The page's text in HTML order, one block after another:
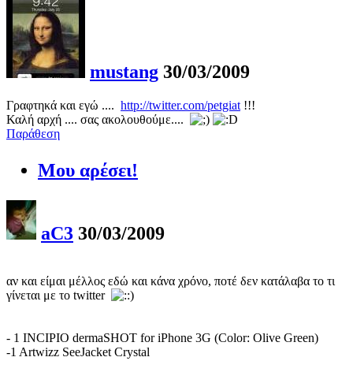
mustang 30/03/2009
Γραφτηκά και εγώ .... http://twitter.com/petgiat !!!
Καλή αρχή .... σας ακολουθούμε....
Παράθεση
Μου αρέσει!
aC3 30/03/2009
αν και είμαι μέλλος εδώ και κάνα χρόνο, ποτέ δεν κατάλαβα το τι
γίνεται με το twitter
- 1 INCIPIO dermaSHOT for iPhone 3G (Color: Olive Green)
-1 Artwizz SeeJacket Crystal